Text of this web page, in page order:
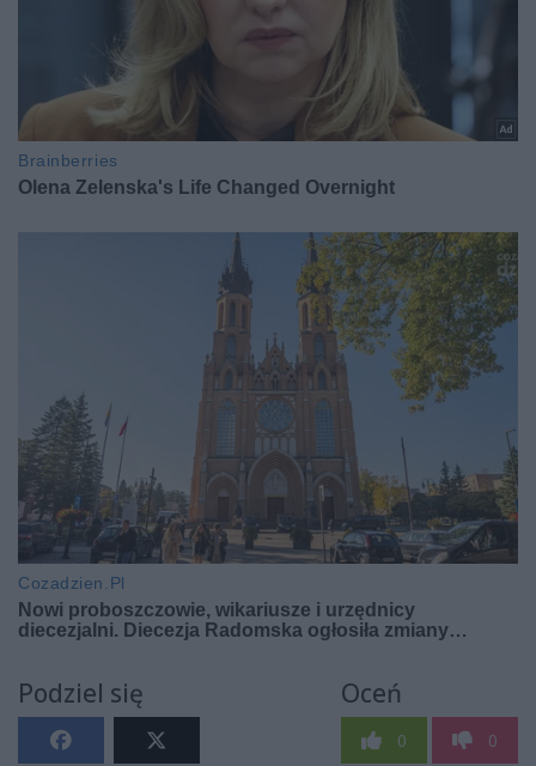
Podziel się Oceń
0 0